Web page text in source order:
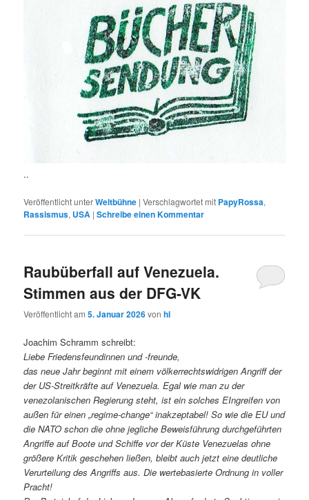
..
Veröffentlicht unterWeltbühne |Verschlagwortet mit PapyRossa,
Rassismus, USA |Schreibe einen Kommentar
Raubüberfall auf Venezuela.
Stimmen aus der DFG-VK
Veröffentlicht am5. Januar 2026vonhl
Joachim Schramm schreibt:
Liebe Friedensfeundinnen und -freunde,
das neue Jahr beginnt mit einem völkerrechtswidrigen Angriff der
der US-Streitkräfte auf Venezuela. Egal wie man zu der
venezolanischen Regierung steht, ist ein solches EIngreifen von
außen für einen „regime-change“ inakzeptabel! So wie die EU und
die NATO schon die ohne jegliche Beweisführung durchgeführten
Angriffe auf Boote und Schiffe vor der Küste Venezuelas ohne
größere Kritik geschehen ließen, bleibt auch jetzt eine deutliche
Verurteilung des Angriffs aus. Die wertebasierte Ordnung in voller
Pracht!